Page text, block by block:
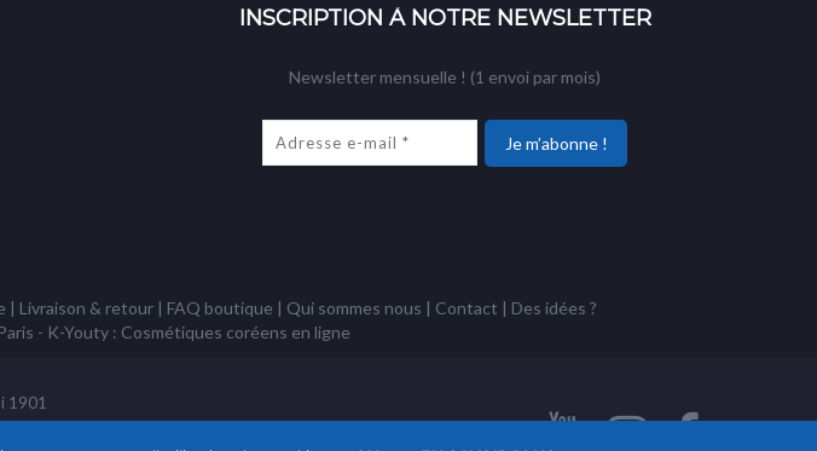
INSCRIPTION À NOTRE NEWSLETTER
Newsletter mensuelle ! (1 envoi par mois)
Livraison & retour FAQ boutique Qui sommes nous Contact
Des idées ?
- K-Youty : Cosmétiques coréens en ligne
1901